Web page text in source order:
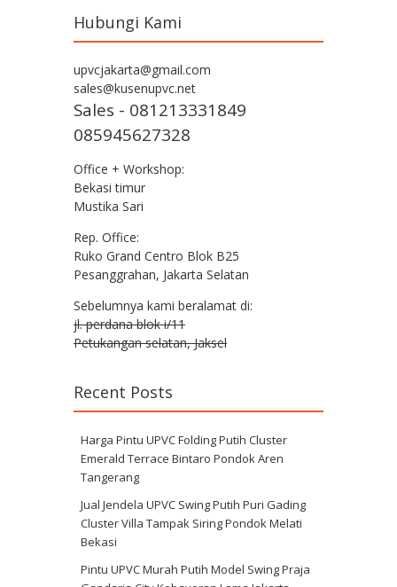
Hubungi Kami
upvcjakarta@gmail.com
sales@kusenupvc.net
Sales - 081213331849
085945627328
Office + Workshop:
Bekasi timur
Mustika Sari
Rep. Office:
Ruko Grand Centro Blok B25
Pesanggrahan, Jakarta Selatan
Sebelumnya kami beralamat di:
jl. perdana blok i/11
Petukangan selatan, Jaksel
Recent Posts
Harga Pintu UPVC Folding Putih Cluster
Emerald Terrace Bintaro Pondok Aren
Tangerang
Jual Jendela UPVC Swing Putih Puri Gading
Cluster Villa Tampak Siring Pondok Melati
Bekasi
Pintu UPVC Murah Putih Model Swing Praja